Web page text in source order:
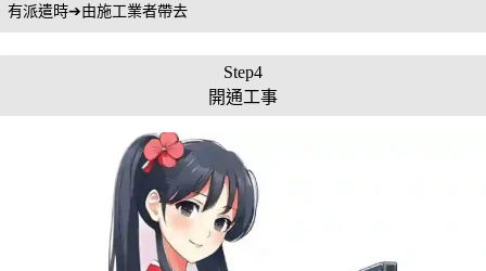
有派遣時➔由施工業者帶去
Step4
開通工事